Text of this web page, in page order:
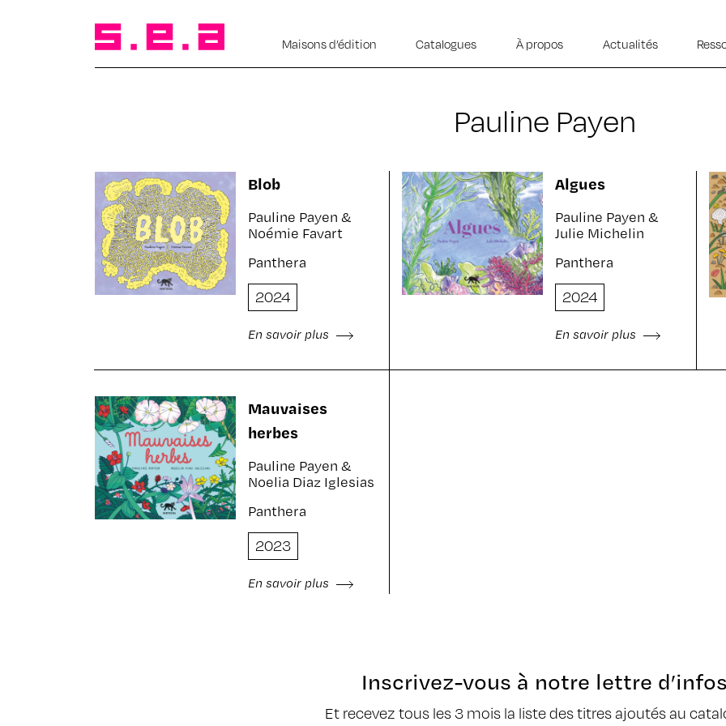
Maisons d’édition Catalogues À propos Actualités
Pauline Payen
Blob
Pauline Payen &
Noémie Favart
Panthera
2024
En savoir plus
Algues
Pauline Payen &
Julie Michelin
Panthera
2024
En savoir plus
Mauvaises
herbes
Pauline Payen &
Noelia Diaz Iglesias
Panthera
2023
En savoir plus
Inscrivez-vous à notre lettre d’infos
Et recevez tous les 3 mois la liste des titres ajoutés au